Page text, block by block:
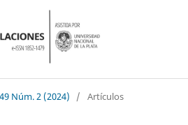
Núm. 2 (2024) / Artículos